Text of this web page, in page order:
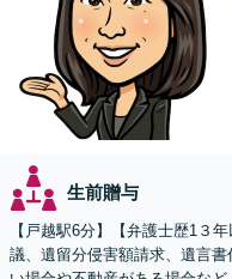
生前贈与
【戸越駅6分】【弁護士歴1３
議、遺留分侵害額請求、遺言